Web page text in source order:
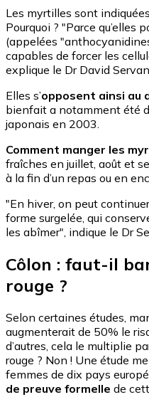
Les myrtilles sont
Pourquoi ? "Parce qu’elles
(appelées
capables de forcer les
explique le Dr David
Elles s’opposent ainsi au
bienfait a notamment été
japonais en 2003.
Comment manger les
fraîches en juillet, août et
à la fin d’un repas ou en
"En hiver, on peut
forme surgelée, qui
les abîmer", indique le Dr
Côlon : faut-il
rouge ?
Selon certaines études,
augmenterait de 50% le
d’autres, cela le multiplie
rouge ? Non ! Une étude
femmes de dix pays
de preuve formelle de